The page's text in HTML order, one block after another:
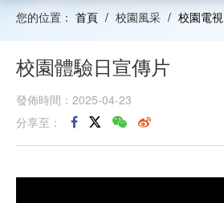
您的位置： 首頁 / 校園風采 / 校園電視
校園體驗日宣傳片
發佈時間：2025-04-23
分享至：